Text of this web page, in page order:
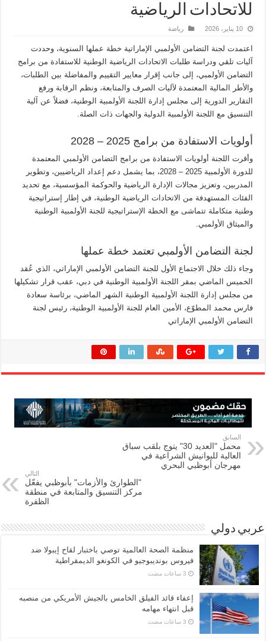
للاتحادات الرياضية
10 يناير، 2026 رياضة
اعتمدت لجنة التضامن الأولمبي الإماراتية خطة عملها السنوية، وحددت
آليات تلقي ودراسة طلبات الاتحادات الرياضية الوطنية للاستفادة من برامج
التضامن الأولمبي، إلى جانب إقرار معايير التقييم والمفاضلة بين الطلبات،
والأطر المالية المعتمدة لآليات الصرف والمتابعة، ونظم الرقابة ورفع
التقارير الدورية إلى مجلس إدارة اللجنة الأولمبية الوطنية، فضلاً عن آلية
التنسيق مع اللجنة الأولمبية الدولية والجهات ذات الصلة.
أولويات الاستفادة من برامج 2025 – 2028
وأقرت اللجنة أولويات الاستفادة من برامج التضامن الأولمبي المعتمدة
للدورة الأولمبية 2025 – 2028، بما يشمل دعم إعداد الرياضيين، وتطوير
المدربين، وتعزيز مجالات الإدارة الرياضية والحوكمة المؤسسية، مع تحديد
الفئات المستهدفة من الاتحادات الرياضية الوطنية، في إطار إستراتيجية
وطنية متكاملة تتماشى مع الخطة الإستراتيجية للجنة الأولمبية الوطنية
والميثاق الأولمبي.
لجنة التضامن الأولمبي تعتمد خطة عملها
وجاء ذلك خلال الاجتماع الأول للجنة التضامن الأولمبي الإماراتي، الذي عُقد
الخميس الماضي بمقر اللجنة الأولمبية الوطنية في دبي، عقب قرار تشكيلها
من مجلس إدارة اللجنة الأولمبية الوطنية الشهر الماضي، برئاسة سعادة
فارس محمد المطوّع، الأمين العام للجنة الأولمبية الوطنية، رئيس لجنة
التضامن الأولمبي الإماراتي
السابق
محمل "العديد 30" يتوج بلقب سباق
العالية للبوانيش الشراعية في
مهرجان أبوظبي البحري
التالي
"الطوارئ والأزمات" بأبوظبي يفعّل
مركز التنسيق والمتابعة في منطقة
الظفرة
عربي دولي
منظمة الصحة العالمية توصي باختبار لقاح إيبولا ضد
فيروس بونديبوجيو في الكونغو الديمقراطية
إعفاء قائد الفيلق الخامس بالجيش الأمريكي من منصبه
قبل انتهاء مهامه